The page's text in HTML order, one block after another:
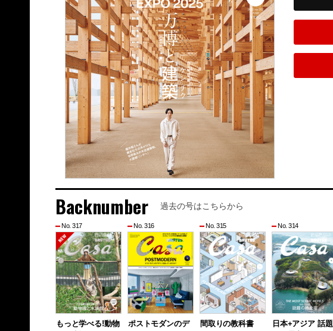
Backnumber 過去の号はこちらから
No. 317
もっと学べる!動物
No. 316
ポストモダンのデ
No. 315
間取りの教科書
No. 314
日本+アジア 話題